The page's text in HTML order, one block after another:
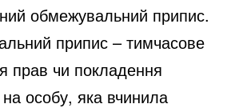
обмежувальний припис.
припис – тимчасове
прав чи покладення
на особу, яка вчинила